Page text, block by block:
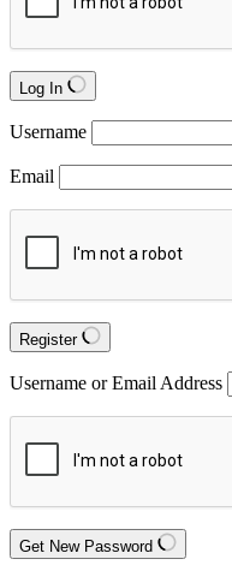
Log In
Username
Email
Register
Username or Email Address
Get New Password